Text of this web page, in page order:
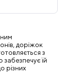
доріжок
з
їй
різних